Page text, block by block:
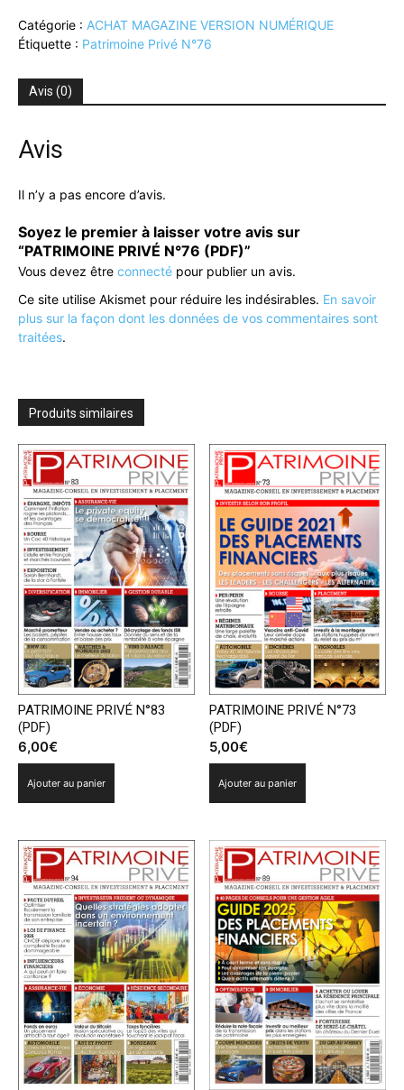
PRIVÉ
N°76
Catégorie : ACHAT MAGAZINE VERSION NUMÉRIQUE
Étiquette : Patrimoine Privé N°76
Avis (0)
Avis
Il n’y a pas encore d’avis.
Soyez le premier à laisser votre avis sur
“PATRIMOINE PRIVÉ N°76 (PDF)”
Vous devez être connecté pour publier un avis.
Ce site utilise Akismet pour réduire les indésirables. En savoir
plus sur la façon dont les données de vos commentaires sont
traitées.
Produits similaires
PATRIMOINE PRIVÉ N°83
(PDF)
6,00€
Ajouter au panier
PATRIMOINE PRIVÉ N°73
(PDF)
5,00€
Ajouter au panier